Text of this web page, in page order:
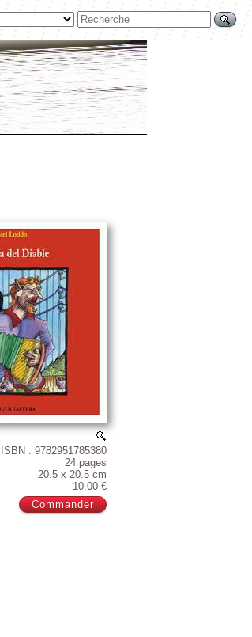
ISBN : 9782951785380
24 pages
20.5 x 20.5 cm
10.00 €